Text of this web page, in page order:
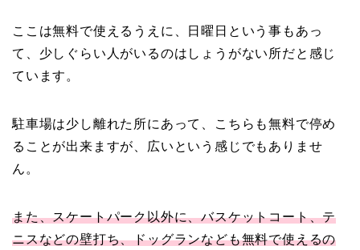
ここは無料で使えるうえに、日曜日という事もあっ
て、少しぐらい人がいるのはしょうがない所だと感じ
ています。
駐車場は少し離れた所にあって、こちらも無料で停め
ることが出来ますが、広いという感じでもありませ
ん。
また、スケートパーク以外に、バスケットコート、テ
ニスなどの壁打ち、ドッグランなども無料で使えるの